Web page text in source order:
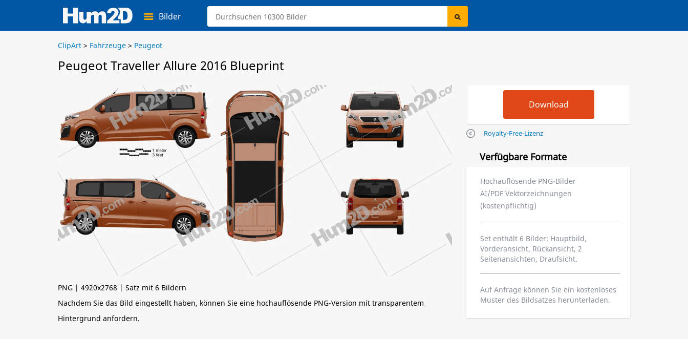
Bilder
ClipArt > Fahrzeuge > Peugeot
Peugeot Traveller Allure 2016 Blueprint
PNG | 4920x2768 | Satz mit 6 Bildern
Nachdem Sie das Bild eingestellt haben, können Sie eine hochauflösende PNG-Version mit transparentem
Hintergrund anfordern.
Royalty-Free-Lizenz
Verfügbare Formate
Hochauflösende PNG-Bilder
AI/PDF Vektorzeichnungen
(kostenpflichtig)
Set enthält 6 Bilder: Hauptbild,
Vorderansicht, Rückansicht, 2
Seitenansichten, Draufsicht.
Auf Anfrage können Sie ein kostenloses
Muster des Bildsatzes herunterladen.